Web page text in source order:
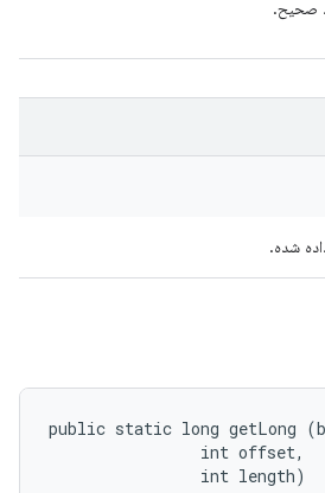
صحیح.
public static long getLong
                int offset,
                int length)